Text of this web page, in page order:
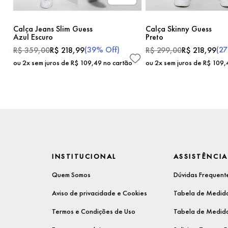
Calça Jeans Slim Guess
Azul Escuro
R$359,00R$ 218,99(39% Off)
ou2x sem juros de R$ 109,49 no cartão
Calça Skinny Guess
Preto
R$299,00R$ 218,99(
ou2x sem juros de R$ 109,
INSTITUCIONAL
Quem Somos
Aviso de privacidade e Cookies
Termos e Condições de Uso
ASSISTÊNCIA
Dúvidas
Tabela de
Tabela de